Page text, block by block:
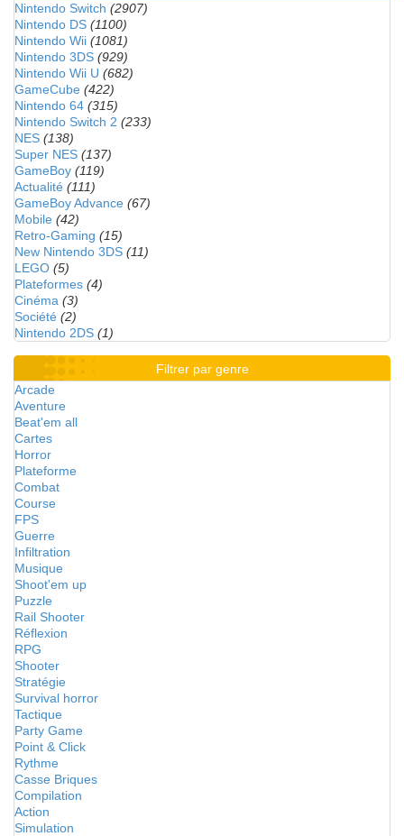
Nintendo Switch (2907)
Nintendo DS (1100)
Nintendo Wii (1081)
Nintendo 3DS (929)
Nintendo Wii U (682)
GameCube (422)
Nintendo 64 (315)
Nintendo Switch 2 (233)
NES (138)
Super NES (137)
GameBoy (119)
Actualité (111)
GameBoy Advance (67)
Mobile (42)
Retro-Gaming (15)
New Nintendo 3DS (11)
LEGO (5)
Plateformes (4)
Cinéma (3)
Société (2)
Nintendo 2DS (1)
Filtrer par genre
Arcade
Aventure
Beat'em all
Cartes
Horror
Plateforme
Combat
Course
FPS
Guerre
Infiltration
Musique
Shoot'em up
Puzzle
Rail Shooter
Réflexion
RPG
Shooter
Stratégie
Survival horror
Tactique
Party Game
Point & Click
Rythme
Casse Briques
Compilation
Action
Simulation